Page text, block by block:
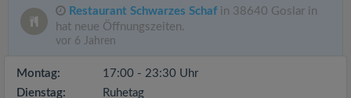
Restaurant Schwarzes Schaf in 38640 Goslar in
hat neue Öffnungszeiten.
vor 6 Jahren
Montag:
17:00 - 23:30 Uhr
Dienstag:
Ruhetag